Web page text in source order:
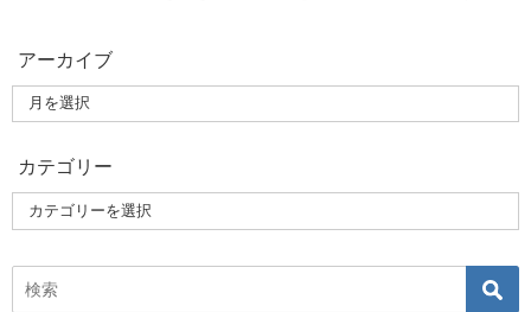
アーカイブ
カテゴリー